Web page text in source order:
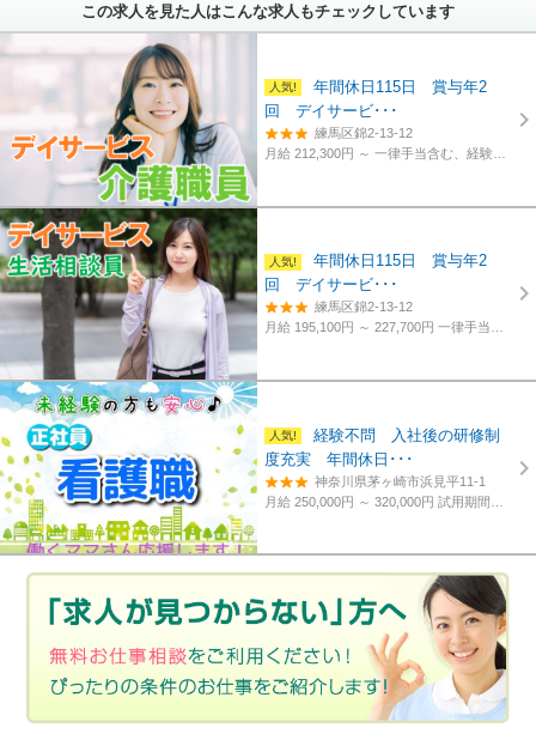
この求人を見た人はこんな求人もチェックしています
年間休日115日 賞与年2
回 デイサービ･･･
練馬区錦2-13-12
月給 212,300円 ～一律手当含む、経験・資格考慮
年間休日115日 賞与年2
回 デイサービ･･･
練馬区錦2-13-12
月給 195,100円 ～ 227,700円一律手当含む、経験・資格考慮
経験不問 入社後の研修制
度充実 年間休日･･･
神奈川県茅ヶ崎市浜見平11-1
月給 250,000円 ～ 320,000円試用期間あり。3カ月～4カ月。